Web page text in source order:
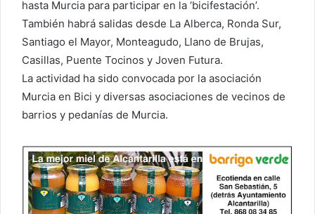
hasta Murcia para participar en la ‘bicifestación’.
También habrá salidas desde La Alberca, Ronda Sur,
Santiago el Mayor, Monteagudo, Llano de Brujas,
Casillas, Puente Tocinos y Joven Futura.
La actividad ha sido convocada por la asociación
Murcia en Bici y diversas asociaciones de vecinos de
barrios y pedanías de Murcia.